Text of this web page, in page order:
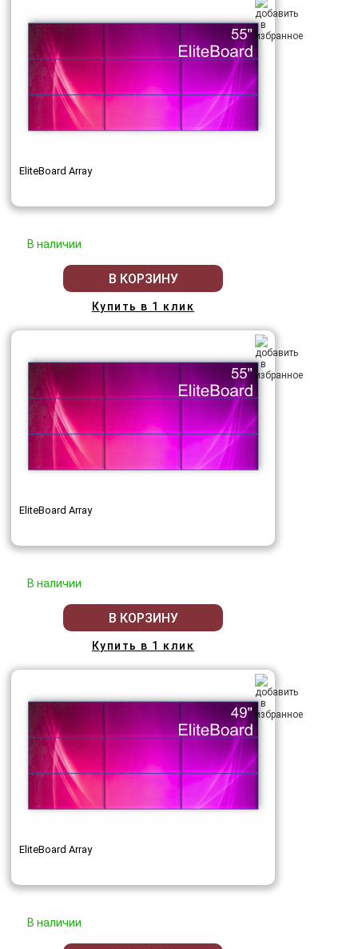
EliteBoard Array
В наличии
В КОРЗИНУ
Купить в 1 клик
EliteBoard Array
В наличии
В КОРЗИНУ
Купить в 1 клик
EliteBoard Array
В наличии